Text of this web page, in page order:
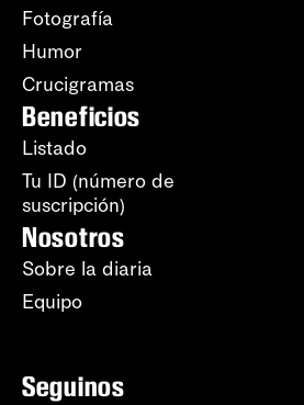
Fotografía
Humor
Crucigramas
Beneficios
Listado
Tu ID (número de
suscripción)
Nosotros
Sobre la diaria
Equipo
Seguinos